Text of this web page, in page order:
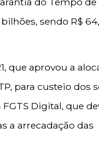
sendo R$
que aprovou a
para custeio dos
Digital, que
a arrecadação das